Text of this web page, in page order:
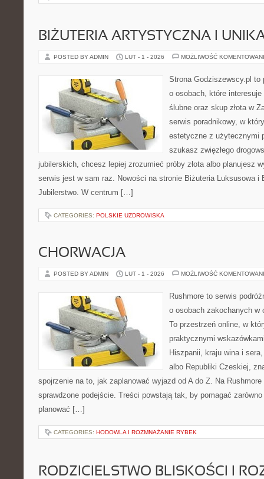
BIŻUTERIA ARTYSTYCZNA I
POSTED BY ADMIN LUT - 1 - 2026 MOŻLIWOŚĆ
Strona Godziszewscy.pl
o osobach, które
ślubne oraz skup złota w
serwis poradnikowy, w
estetyczne z użytecznymi
szukasz zwięzłego
jubilerskich, chcesz lepiej zrozumieć próby złota albo planujesz
serwis jest w sam raz. Nowości na stronie Biżuteria Luksusowa i
Jubilerstwo. W centrum […]
CATEGORIES: POLSKIE UZDROWISKA
CHORWACJA
POSTED BY ADMIN LUT - 1 - 2026 MOŻLIWOŚĆ
Rushmore to serwis
o osobach zakochanych w
To przestrzeń online, w
praktycznymi
Hiszpanii, kraju wina i
albo Republiki Czeskiej,
spojrzenie na to, jak zaplanować wyjazd od A do Z. Na
sprawdzone podejście. Treści powstają tak, by pomagać
planować […]
CATEGORIES: HODOWLA I ROZMNAŻANIE RYBEK
RODZICIELSTWO BLISKOŚCI I